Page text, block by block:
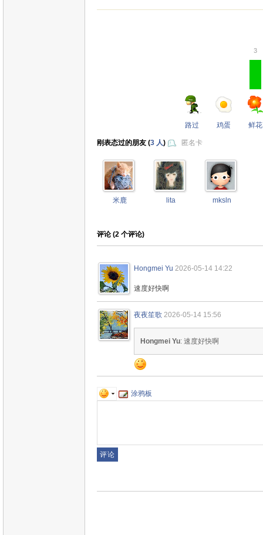
路过 鸡蛋
3
鲜花
刚表态过的朋友 (3 人) 匿名卡
米鹿 lita mksln
评论 (2 个评论)
Hongmei Yu 2026-05-14 14:22
速度好快啊
夜夜笙歌 2026-05-14 15:56
Hongmei Yu: 速度好快啊
涂鸦板